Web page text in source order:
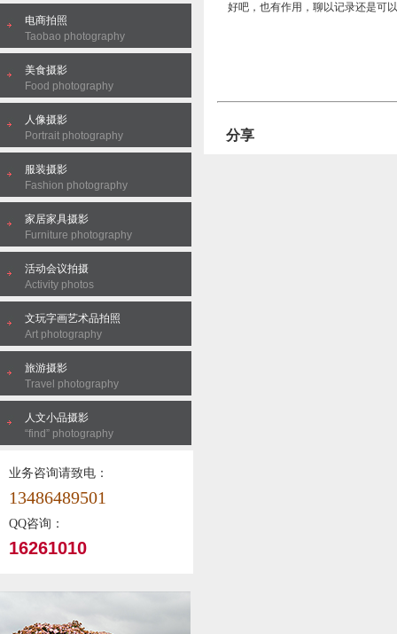
好吧，也有作用，聊以记录还是可
分享
电商拍照
Taobao photography
美食摄影
Food photography
人像摄影
Portrait photography
服装摄影
Fashion photography
家居家具摄影
Furniture photography
活动会议拍摄
Activity photos
文玩字画艺术品拍照
Art photography
旅游摄影
Travel photography
人文小品摄影
“find” photography
业务咨询请致电：
13486489501
QQ咨询：
16261010